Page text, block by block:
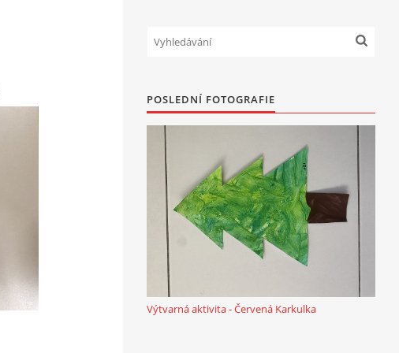
POSLEDNÍ FOTOGRAFIE
Výtvarná aktivita - Červená Karkulka